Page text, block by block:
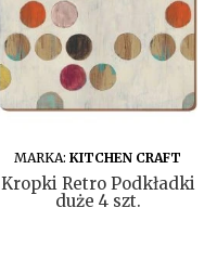
DO KOSZYKA
MARKA: KITCHEN CRAFT
Kropki Retro Podkładki
duże 4 szt.